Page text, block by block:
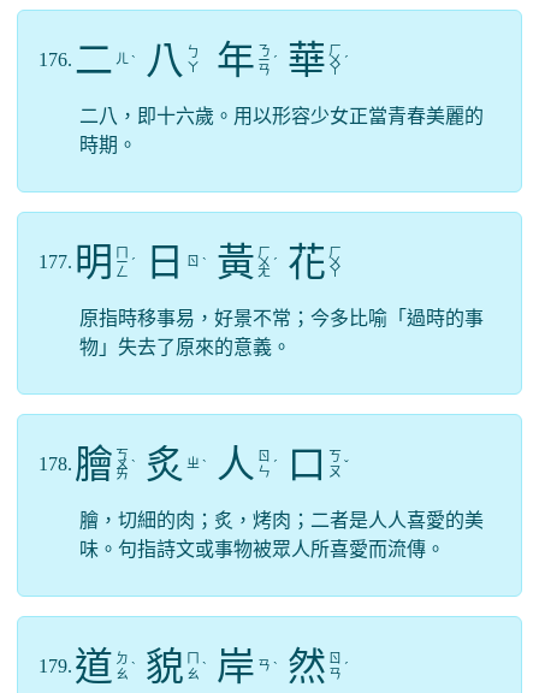
176. 二 ㄦ ˋ 八 ㄅ
ㄚ
年 ㄋ
ㄧ
ㄢ
ˊ 華 ㄏ
ㄨ
ㄚ
ˊ
二八，即十六歲。用以形容少女正當青春美麗的
時期。
177. 明 ㄧ
ㄥ
ˊ 日 ㄖ ˋ 黃 ㄏ
ㄨ
ㄤ
ˊ 花 ㄏ
ㄨ
ㄚ
原指時移事易，好景不常；今多比喻「過時的事
物」失去了原來的意義。
178. 膾 ㄎ
ㄨ
ㄞ
ˋ 炙 ㄓ ˋ 人 ㄖ
ㄣ ˊ 口
ㄎ
ㄡ ˇ
膾，切細的肉；炙，烤肉；二者是人人喜愛的美
味。句指詩文或事物被眾人所喜愛而流傳。
179. 道 ㄉ
ㄠ ˋ 貌 ㄠ ˋ 岸 ㄢ ˋ 然 ㄖ
ㄢ ˊ